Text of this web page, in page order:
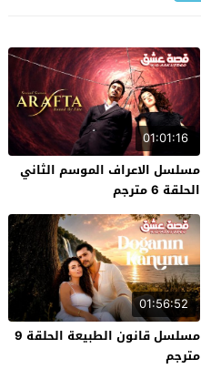
01:01:16
مسلسل الاعراف الموسم الثاني
الحلقة 6 مترجم
01:56:52
مسلسل قانون الطبيعة الحلقة 9
مترجم